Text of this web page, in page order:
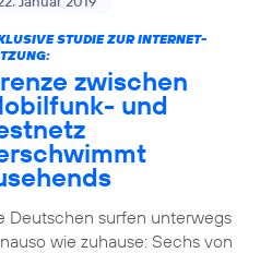
STUDIE ZUR INTERNET-
zwischen
und
Deutschen surfen unterwegs
wie zuhause: Sechs von